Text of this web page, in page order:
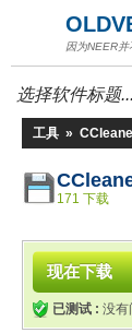
因为NEER
选择软件标题...
工具 »
171 下载
现在下载
已测试 : 没有